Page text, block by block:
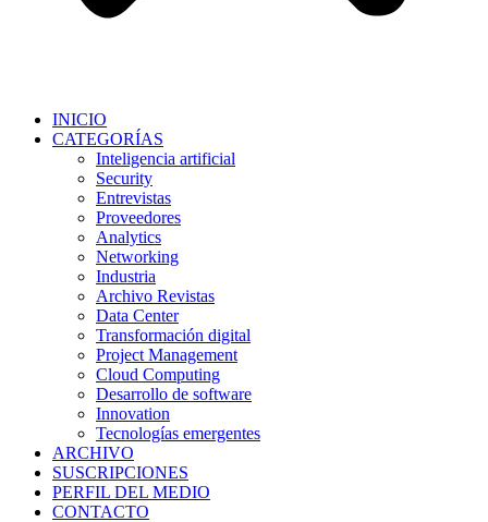
INICIO
CATEGORÍAS
Inteligencia artificial
Security
Entrevistas
Proveedores
Analytics
Networking
Industria
Archivo Revistas
Data Center
Transformación digital
Project Management
Cloud Computing
Desarrollo de software
Innovation
Tecnologías emergentes
ARCHIVO
SUSCRIPCIONES
PERFIL DEL MEDIO
CONTACTO